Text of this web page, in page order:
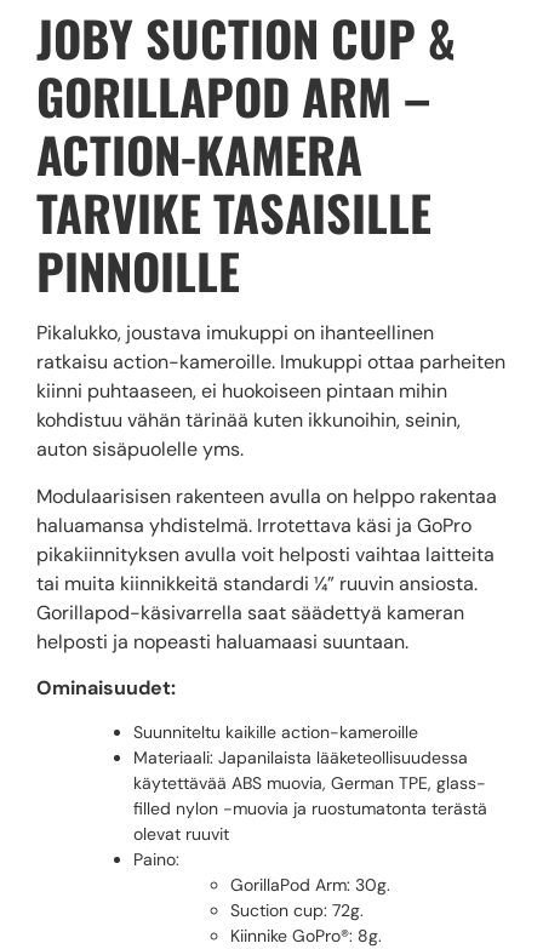
JOBY SUCTION CUP &
GORILLAPOD ARM –
ACTION-KAMERA
TARVIKE TASAISILLE
PINNOILLE
Pikalukko, joustava imukuppi on ihanteellinen
ratkaisu action-kameroille. Imukuppi ottaa parheiten
kiinni puhtaaseen, ei huokoiseen pintaan mihin
kohdistuu vähän tärinää kuten ikkunoihin, seinin,
auton sisäpuolelle yms.
Modulaarisisen rakenteen avulla on helppo rakentaa
haluamansa yhdistelmä. Irrotettava käsi ja GoPro
pikakiinnityksen avulla voit helposti vaihtaa laitteita
tai muita kiinnikkeitä standardi ¼” ruuvin ansiosta.
Gorillapod-käsivarrella saat säädettyä kameran
helposti ja nopeasti haluamaasi suuntaan.
Ominaisuudet:
Suunniteltu kaikille action-kameroille
Materiaali: Japanilaista lääketeollisuudessa
käytettävää ABS muovia, German TPE, glass-
filled nylon -muovia ja ruostumatonta terästä
olevat ruuvit
Paino:
GorillaPod Arm: 30g.
Suction cup: 72g.
Kiinnike GoPro®: 8g.